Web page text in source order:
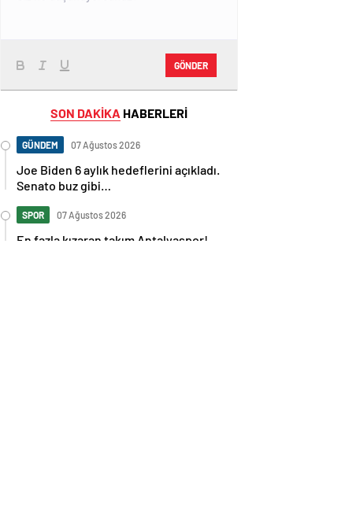
GÖNDER
SON DAKİKA HABERLERİ
GÜNDEM 07 Ağustos 2026
Joe Biden 6 aylık hedeflerini açıkladı.
Senato buz gibi…
SPOR 07 Ağustos 2026
En fazla kızaran takım Antalyaspor!